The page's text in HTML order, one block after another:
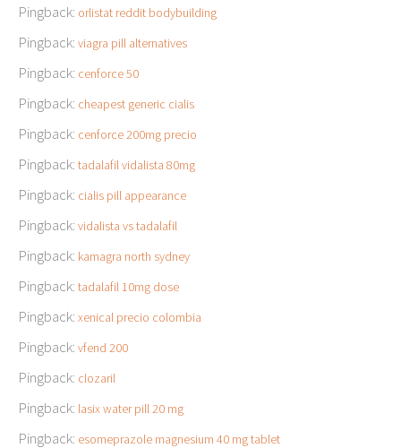
Pingback: orlistat reddit bodybuilding
Pingback: viagra pill alternatives
Pingback: cenforce 50
Pingback: cheapest generic cialis
Pingback: cenforce 200mg precio
Pingback: tadalafil vidalista 80mg
Pingback: cialis pill appearance
Pingback: vidalista vs tadalafil
Pingback: kamagra north sydney
Pingback: tadalafil 10mg dose
Pingback: xenical precio colombia
Pingback: vfend 200
Pingback: clozaril
Pingback: lasix water pill 20 mg
Pingback: esomeprazole magnesium 40 mg tablet